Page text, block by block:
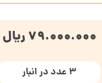
79.000.000 ریال
3 عدد در انبار